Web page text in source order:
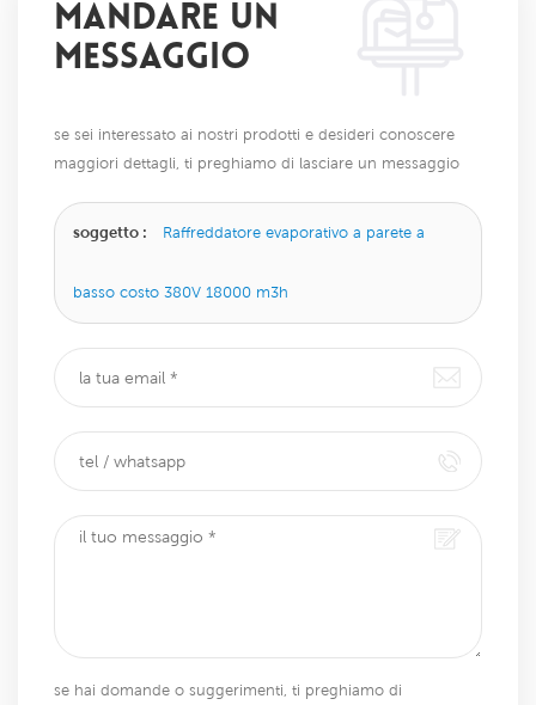
MANDARE UN
MESSAGGIO
se sei interessato ai nostri prodotti e desideri conoscere
maggiori dettagli, ti preghiamo di lasciare un messaggio
soggetto : Raffreddatore evaporativo a parete a
basso costo 380V 18000 m3h
se hai domande o suggerimenti, ti preghiamo di